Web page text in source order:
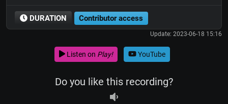
DURATION Contributor access
Update: 2023-06-18 15:16
Listen on Play! YouTube
Do you like this recording?